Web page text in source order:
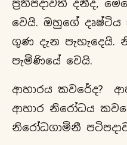
ප්‍රතිපදාවත් දනීද,
වෙයි. ඔහුගේ දෘෂ්ටිය
ගුණ දැන පැහැදෙයි.
පැමිණියේ වෙයි.
ආහාරය කවරේද?
ආහාර නිරෝධය
නිරෝධගාමිනී